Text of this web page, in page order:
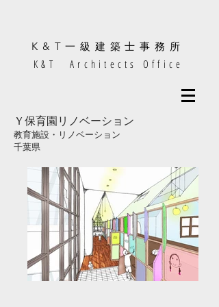
K&T一級建築士事務所
K&T Architects Office
Ｙ保育園リノベーション
教育施設・リノベーション
​千葉県